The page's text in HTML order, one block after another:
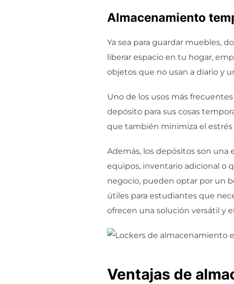
Almacenamiento
Ya sea para guardar muebles,
liberar espacio en tu hogar,
objetos que no usan a diario y
Uno de los usos más
depósito para sus cosas
que también minimiza el estrés
Además, los depósitos son
equipos, inventario adicional o
negocio, pueden optar por un
útiles para estudiantes que
ofrecen una solución versátil y
Ventajas de